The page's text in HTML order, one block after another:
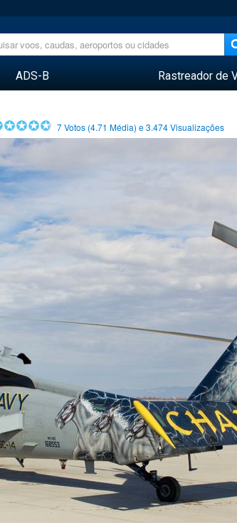
ADS-B Rastreador de
7Votos (4.71 Média) e3.474Visualizações